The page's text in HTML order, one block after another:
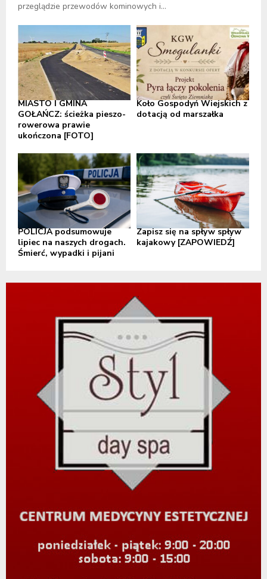
przeglądzie przewodów kominowych i...
MIASTO I GMINA
GOŁAŃCZ: ścieżka pieszo-
rowerowa prawie
ukończona [FOTO]
Koło Gospodyń Wiejskich z
dotacją od marszałka
POLICJA podsumowuje
lipiec na naszych drogach.
Śmierć, wypadki i pijani
Zapisz się na spływ spływ
kajakowy [ZAPOWIEDŹ]